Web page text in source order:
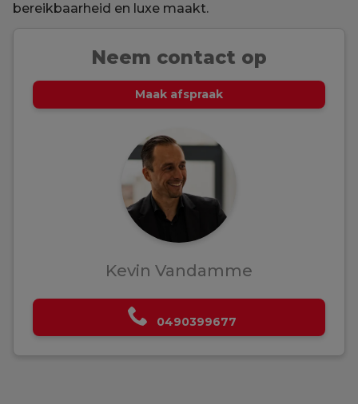
bereikbaarheid en luxe maakt.
Neem contact op
Maak afspraak
Kevin Vandamme
0490399677